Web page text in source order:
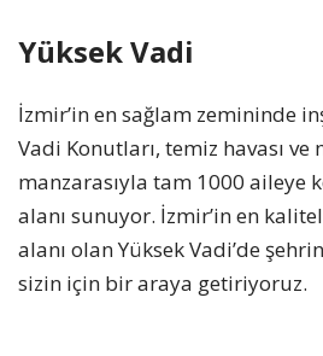
Yüksek Vadi
İzmir’in en sağlam zemininde
Vadi Konutları, temiz havası ve
manzarasıyla tam 1000 aileye
alanı sunuyor. İzmir’in en
alanı olan Yüksek Vadi’de
sizin için bir araya getiriyoruz.